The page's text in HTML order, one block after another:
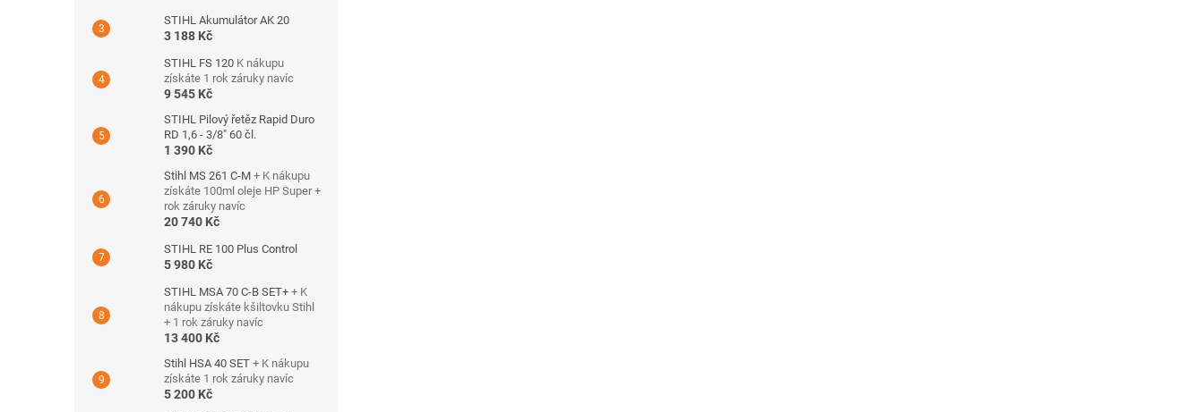
STIHL Akumulátor AK 20
3 188 Kč
STIHL FS 120 K nákupu
získáte 1 rok záruky navíc
9 545 Kč
STIHL Pilový řetěz Rapid Duro
RD 1,6 - 3/8" 60 čl.
1 390 Kč
Stihl MS 261 C-M + K nákupu
získáte 100ml oleje HP Super +
rok záruky navíc
20 740 Kč
STIHL RE 100 Plus Control
5 980 Kč
STIHL MSA 70 C-B SET+ + K
nákupu získáte kšiltovku Stihl
+ 1 rok záruky navíc
13 400 Kč
Stihl HSA 40 SET + K nákupu
získáte 1 rok záruky navíc
5 200 Kč